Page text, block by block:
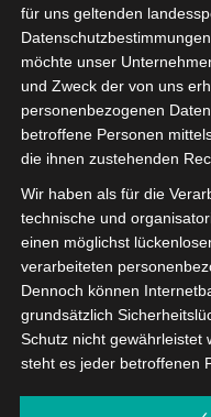
Sie benötigen
dem Managen Ihrer
Videos geben wir
Anleitungen zu
für uns geltenden
möchte unser
und Zweck der von uns
personenbezogenen
betroffene Personen
die ihnen zustehenden
Wir haben als für die
technische und
einen möglichst
verarbeiteten
Dennoch können
grundsätzlich
Schutz nicht gewährleistet
steht es jeder betroffenen